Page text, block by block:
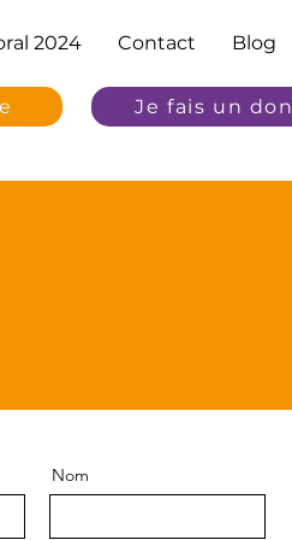
2024 Contact Blog
Je fais un don
Nom